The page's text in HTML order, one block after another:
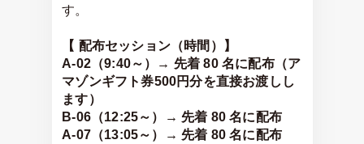
す。
【 配布セッション（時間）】
A-02（9:40～）→ 先着 80 名に配布（ア
マゾンギフト券500円分を直接お渡しし
ます）
B-06（12:25～）→ 先着 80 名に配布
A-07（13:05～）→ 先着 80 名に配布